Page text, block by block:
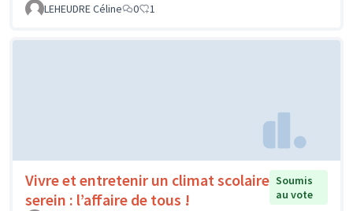
LEHEUDRE Céline
0 1
Vivre et entretenir un climat scolaire
serein : l’affaire de tous !
Soumis
au vote